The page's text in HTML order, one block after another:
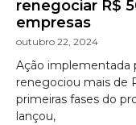
renegociar R$
empresas
outubro 22, 2024
Ação implementada
renegociou mais de
primeiras fases do
lançou,